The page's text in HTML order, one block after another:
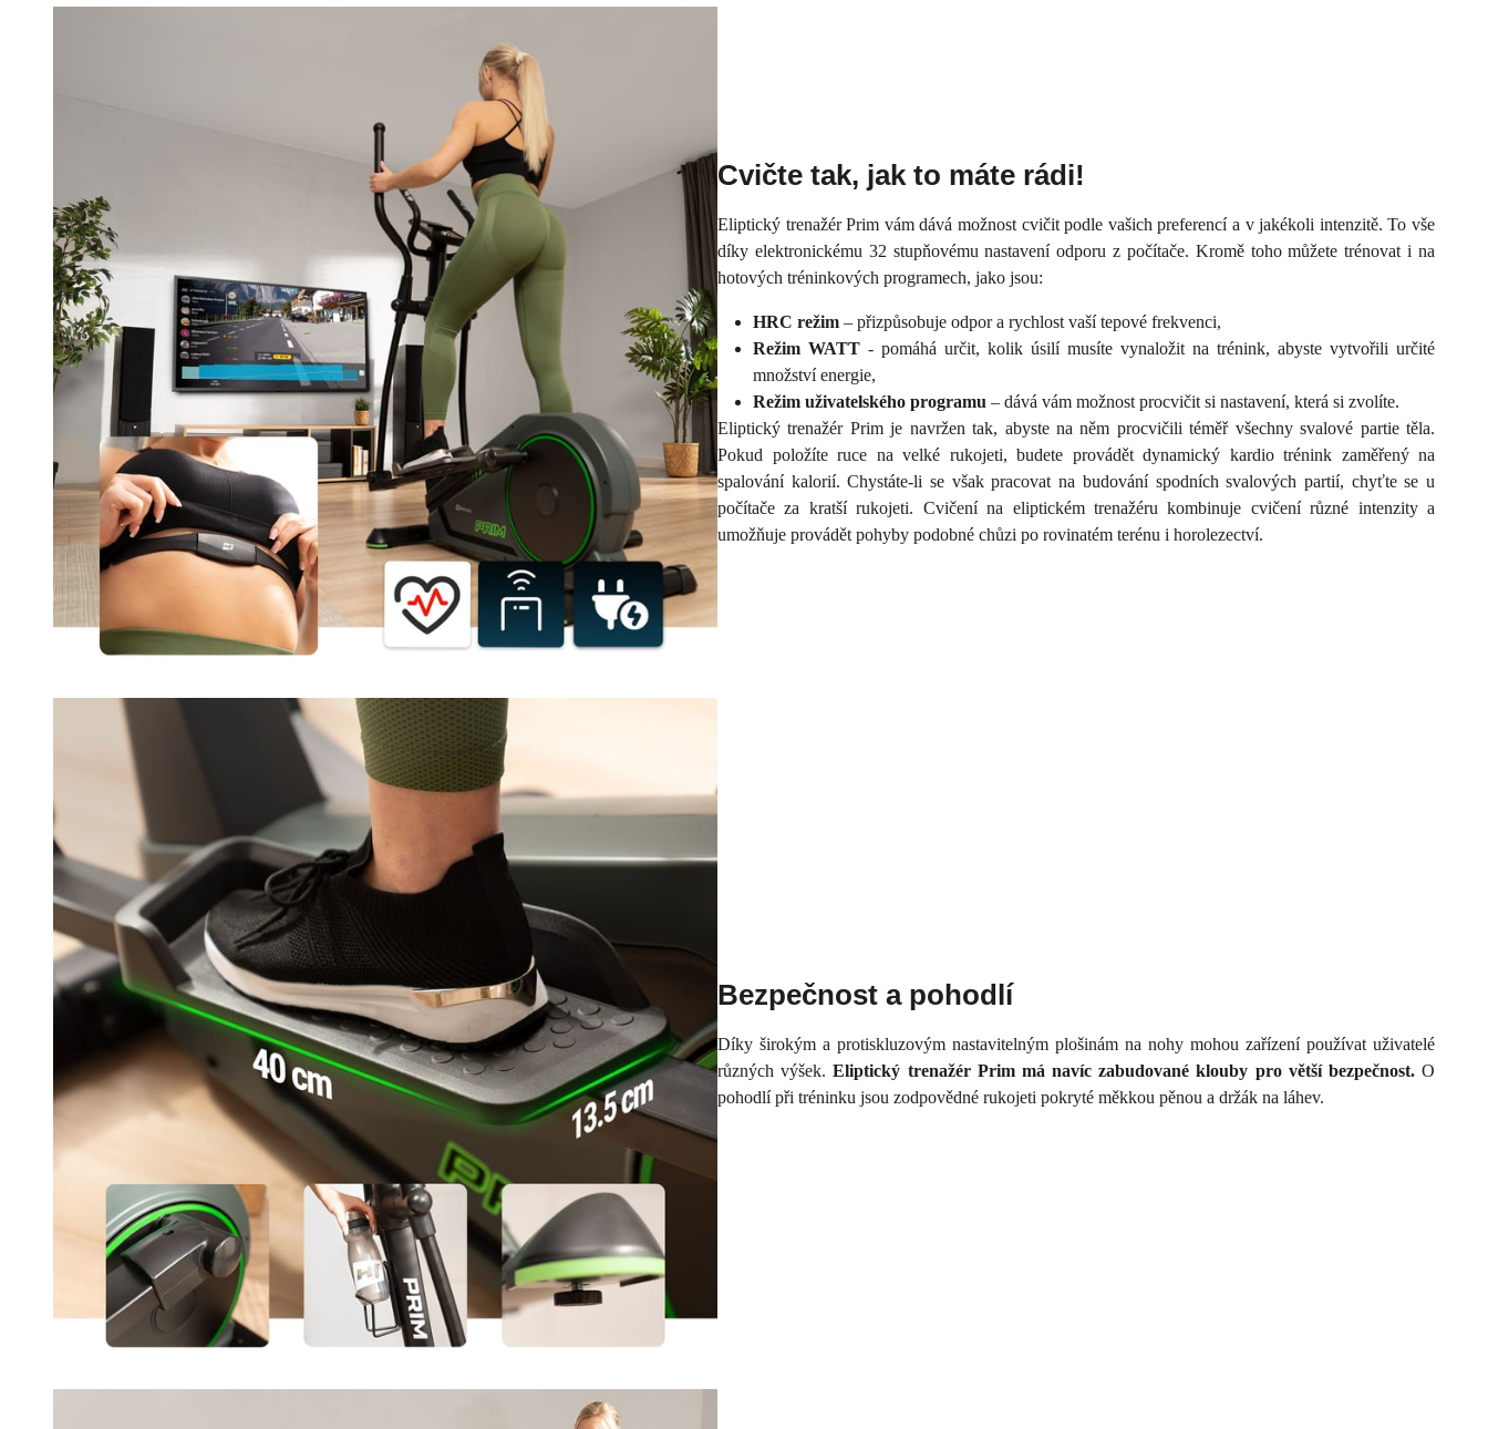
Cvičte tak, jak to máte rádi!
Eliptický trenažér Prim vám dává možnost cvičit podle vašich preferencí a v jakékoli intenzitě. To vše
díky elektronickému 32 stupňovému nastavení odporu z počítače. Kromě toho můžete trénovat i na
hotových tréninkových programech, jako jsou:
HRC režim – přizpůsobuje odpor a rychlost vaší tepové frekvenci,
Režim WATT - pomáhá určit, kolik úsilí musíte vynaložit na trénink, abyste vytvořili určité
množství energie,
Režim uživatelského programu – dává vám možnost procvičit si nastavení, která si zvolíte.
Eliptický trenažér Prim je navržen tak, abyste na něm procvičili téměř všechny svalové partie těla.
Pokud položíte ruce na velké rukojeti, budete provádět dynamický kardio trénink zaměřený na
spalování kalorií. Chystáte-li se však pracovat na budování spodních svalových partií, chyťte se u
počítače za kratší rukojeti. Cvičení na eliptickém trenažéru kombinuje cvičení různé intenzity a
umožňuje provádět pohyby podobné chůzi po rovinatém terénu i horolezectví.
Bezpečnost a pohodlí
Díky širokým a protiskluzovým nastavitelným plošinám na nohy mohou zařízení používat uživatelé
různých výšek.Eliptický trenažér Prim má navíc zabudované klouby pro větší bezpečnost.O
pohodlí při tréninku jsou zodpovědné rukojeti pokryté měkkou pěnou a držák na láhev.